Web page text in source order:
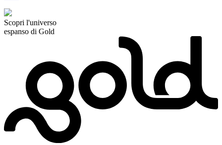
Scopri l'universo
espanso di Gold